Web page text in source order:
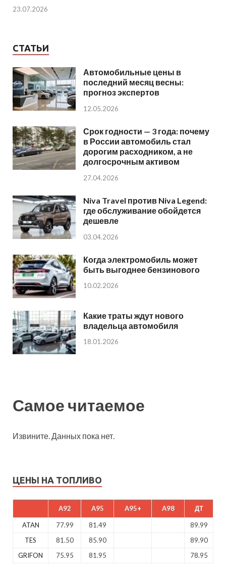
23.07.2026
СТАТЬИ
Автомобильные цены в
последний месяц весны:
прогноз экспертов
12.05.2026
Срок годности — 3 года: почему
в России автомобиль стал
дорогим расходником, а не
долгосрочным активом
27.04.2026
Niva Travel против Niva Legend:
где обслуживание обойдется
дешевле
03.04.2026
Когда электромобиль может
быть выгоднее бензинового
10.02.2026
Какие траты ждут нового
владельца автомобиля
18.01.2026
Самое читаемое
Извините. Данных пока нет.
ЦЕНЫ НА ТОПЛИВО
A92 A95 A95+ A98 ДТ
ATAN 77.99 81.49
89.99
TES
81.50 85.90
89.90
GRIFON
75.95 81.95 78.95